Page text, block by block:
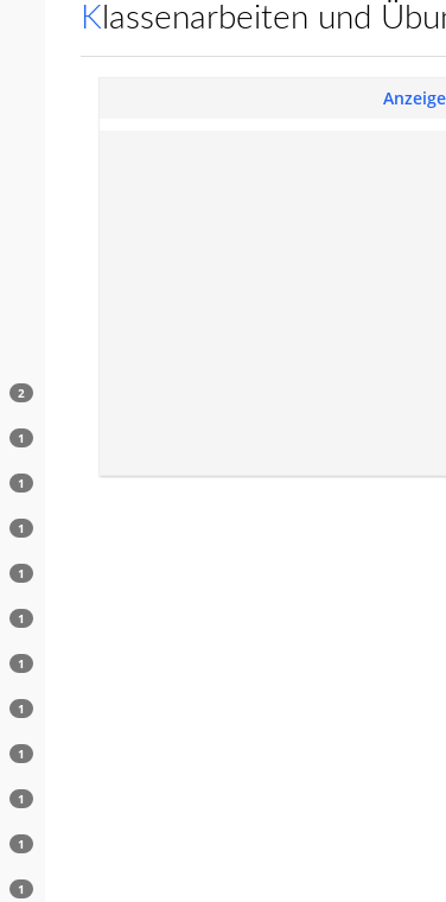
2
1
1
1
1
1
1
1
1
1
1
1
Klassenarbeiten und
Anzeige